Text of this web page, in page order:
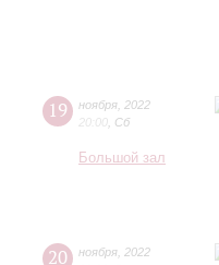
19 ноября 2022
20:00 Сб
Большой зал
20 ноября 2022